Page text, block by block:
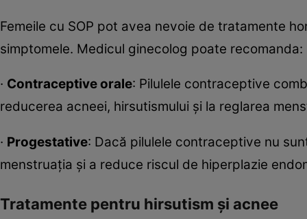
Femeile cu SOP pot avea nevoie de tratamente
simptomele. Medicul ginecolog poate recomanda:
· Contraceptive orale: Pilulele contraceptive
reducerea acneei, hirsutismului și la reglarea
· Progestative: Dacă pilulele contraceptive nu
menstruația și a reduce riscul de hiperplazie
Tratamente pentru hirsutism și acnee